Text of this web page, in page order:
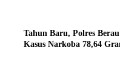
Tahun Baru, Polres
Kasus Narkoba 78,64